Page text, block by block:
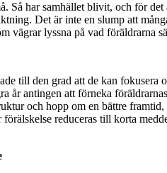
Så har samhället blivit, och för
Det är inte en slump att
vägrar lyssna på vad föräldrarna
till den grad att de kan
år antingen att förneka
och hopp om en bättre
reduceras till korta